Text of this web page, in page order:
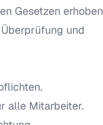
Gesetzen erhoben
und
alle Mitarbeiter.